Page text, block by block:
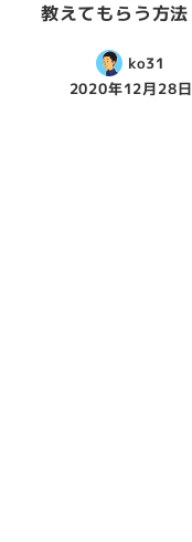
教えてもらう方法
ko31
2020年12月28日